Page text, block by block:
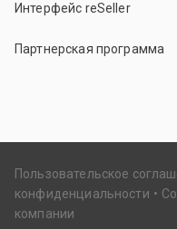
Интерфейс reSeller
Партнерская программа
Пользовательское
конфиденциальности
компании